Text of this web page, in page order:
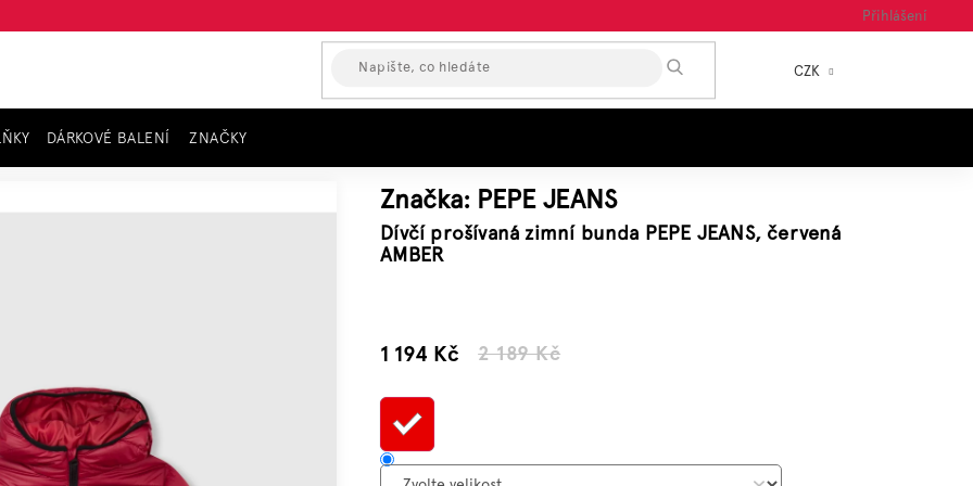
CZK
Přihlášení
DÁRKOVÉ BALENÍ ZNAČKY
Dívčí prošívaná zimní bunda PEPE JEANS, červená
AMBER
Značka: PEPE JEANS
2 189 Kč
1 194 Kč Měrná